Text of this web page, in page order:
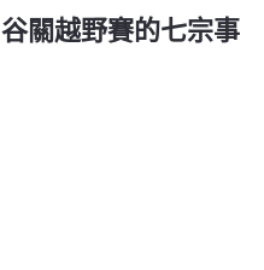
谷關越野賽的七宗事